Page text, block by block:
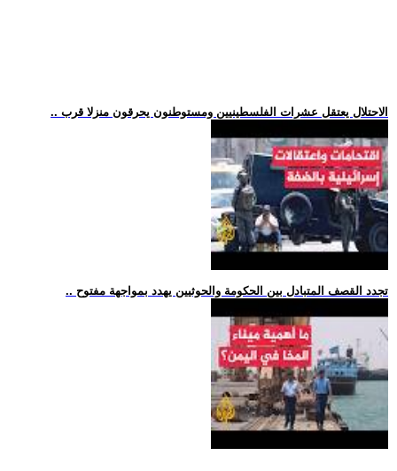
.. الاحتلال يعتقل عشرات الفلسطينيين ومستوطنون يحرقون منزلا قرب
.. تجدد القصف المتبادل بين الحكومة والحوثيين يهدد بمواجهة مفتوح